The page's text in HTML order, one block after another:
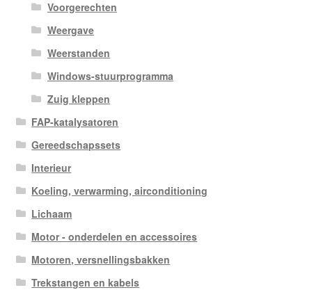
Voorgerechten
Weergave
Weerstanden
Windows-stuurprogramma
Zuig kleppen
FAP-katalysatoren
Gereedschapssets
Interieur
Koeling, verwarming, airconditioning
Lichaam
Motor - onderdelen en accessoires
Motoren, versnellingsbakken
Trekstangen en kabels